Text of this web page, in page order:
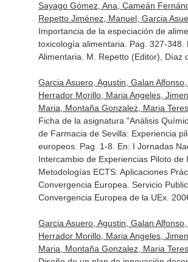
Sayago Gómez, Ana, Cameán
Repetto Jiménez, Manuel, Garcia
Importancia de la especiación de
toxicología alimentaria. Pag. 327-348.
Alimentaria . M. Repetto (Editor), Díaz
Garcia Asuero, Agustin, Galan Alfonso,
Herrador Morillo, Maria Angeles,
Maria, Montaña Gonzalez, Maria
Ficha de la asignatura "Análisis
de Farmacia de Sevilla: Experiencia
europeos. Pag. 1-8. En: I Jornadas
Intercambio de Experiencias Piloto de
Metodologías ECTS: Aplicaciones
Convergencia Europea . Servicio
Convergencia Europea de la UEx.
Garcia Asuero, Agustin, Galan Alfonso,
Herrador Morillo, Maria Angeles,
Maria, Montaña Gonzalez, Maria